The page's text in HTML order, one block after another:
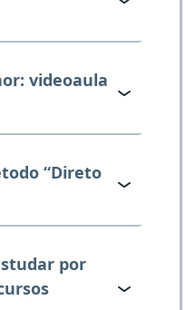
videoaula
“Direto
por